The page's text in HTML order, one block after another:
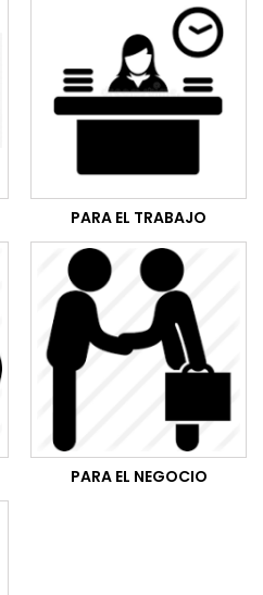
PARA EL TRABAJO
PARA EL NEGOCIO